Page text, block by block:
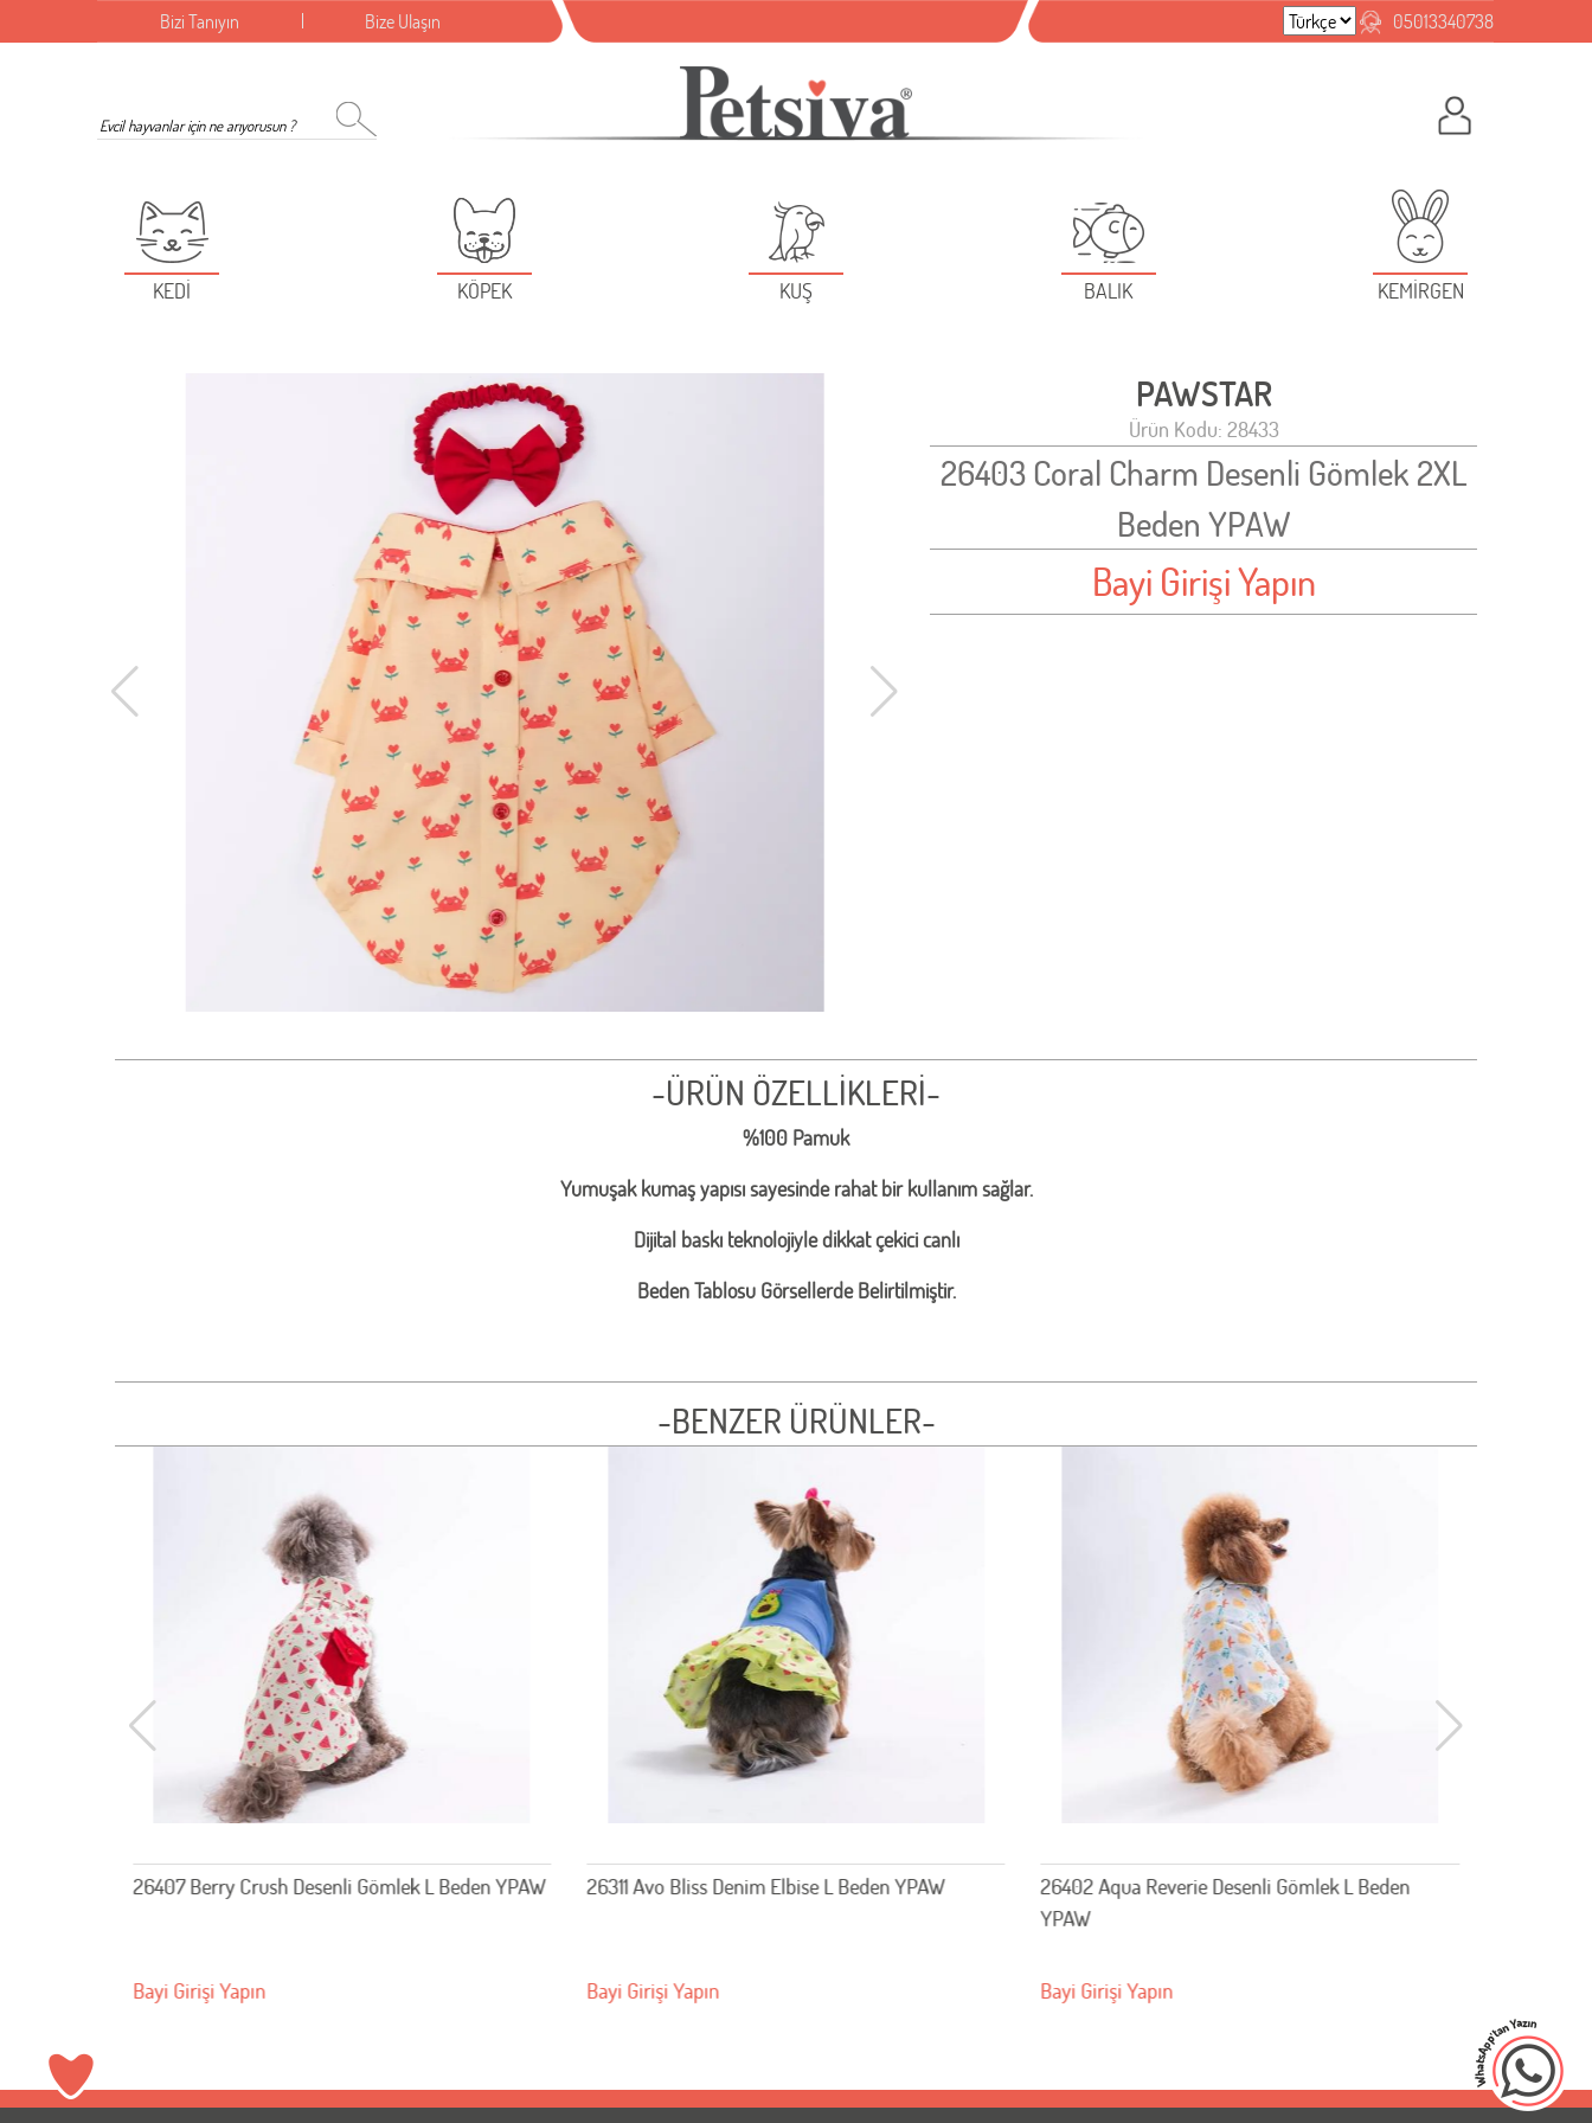
Bizi Tanıyın Bize Ulaşın 05013340738
KEDİ KÖPEK KUŞ BALIK KEMİRGEN
PAWSTAR
Ürün Kodu: 28433
26403 Coral Charm Desenli Gömlek 2XL
Beden YPAW
Bayi Girişi Yapın
-ÜRÜN ÖZELLİKLERİ-
%100 Pamuk
Yumuşak kumaş yapısı sayesinde rahat bir kullanım sağlar.
Dijital baskı teknolojiyle dikkat çekici canlı
Beden Tablosu Görsellerde Belirtilmiştir.
-BENZER ÜRÜNLER-
26311 Avo Bliss Denim Elbise L Beden YPAW
Bayi Girişi Yapın
26402 Aqua Reverie Desenli Gömlek L Beden
Bayi Girişi Yapın
26405 Florelle Desenli Gömlek L Beden YPAW
Bayi Girişi Yapın